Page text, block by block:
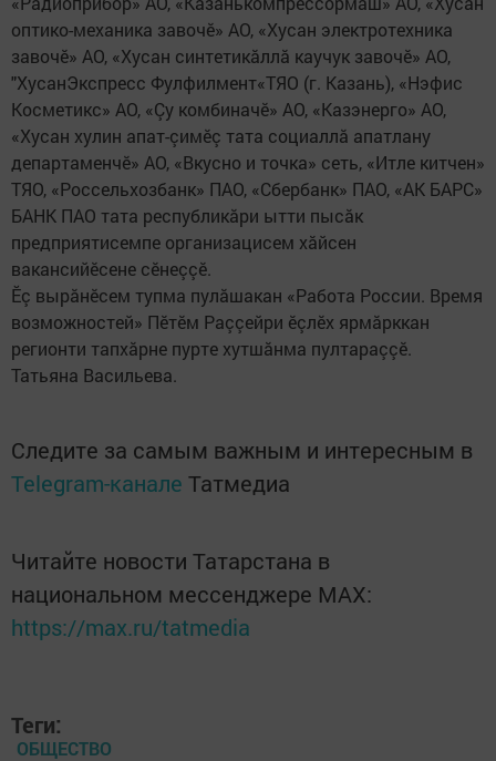
оптико-механика завочӗ» АО, «Хусан электротехника
завочӗ» АО, «Хусан синтетикăллă каучук завочӗ» АО,
"ХусанЭкспресс Фулфилмент«ТЯО (г. Казань), «Нэфис
Косметикс» АО, «Çу комбиначӗ» АО, «Казэнерго» АО,
«Хусан хулин апат-çимӗç тата социаллă апатлану
департаменчӗ» АО, «Вкусно и точка» сеть, «Итле китчен»
ТЯО, «Россельхозбанк» ПАО, «Сбербанк» ПАО, «АК БАРС»
БАНК ПАО тата республикăри ытти пысăк
предприятисемпе организацисем хăйсен
вакансийӗсене сӗнеççӗ.
Ӗç вырăнӗсем тупма пулăшакан «Работа России. Время
возможностей» Пӗтӗм Раççейри ӗçлӗх ярмăрккан
регионти тапхăрне пурте хутшăнма пултараççӗ.
Татьяна Васильева.
Следите за самым важным и интересным в
Telegram-канале Татмедиа
Читайте новости Татарстана в
национальном мессенджере MАХ:
https://max.ru/tatmedia
Теги:
ОБЩЕСТВО